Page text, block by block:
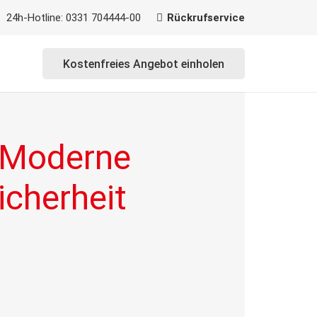
24h-Hotline: 0331 704444-00 Rückrufservice
Kostenfreies Angebot einholen